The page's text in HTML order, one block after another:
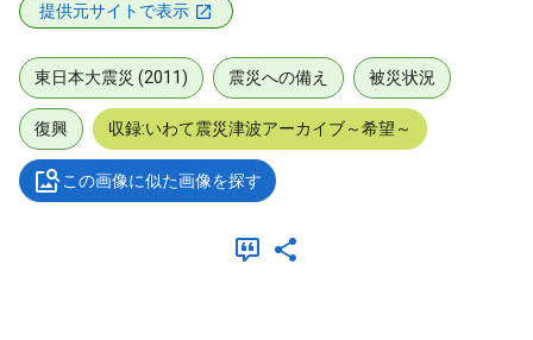
提供元サイトで表示
東日本大震災 (2011) 震災への備え 被災状況
復興 収録:いわて震災津波アーカイブ～希望～
この画像に似た画像を探す